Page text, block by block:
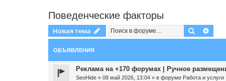
Поведенческие факторы
Новая тема Поиск
ОБЪЯВЛЕНИЯ
Реклама на +170 форумах | Ручное
SeoHide » 08 май 2026, 13:04 » в форуме Работа и услуги